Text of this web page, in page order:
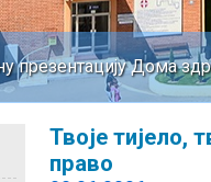
презентацију Дома
Твоје тијело,
право